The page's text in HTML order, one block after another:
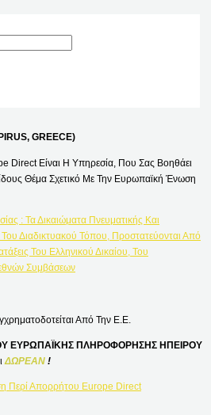
GREECE)
Direct Είναι Η Υπηρεσία, Που Σας Βοηθάει
Θέμα Σχετικό Με Την Ευρωπαϊκή Ένωση
: Τα Δικαιώματα Πνευματικής Και
Του Διαδικτυακού Τόπου, Προστατεύονται Από
Του Ελληνικού Δικαίου, Του
Συμβάσεων
Από Την Ε.Ε.
ΕΥΡΩΠΑΪΚΗΣ ΠΛΗΡΟΦΟΡΗΣΗΣ ΗΠΕΙΡΟΥ
ΔΩΡΕΑΝ !
Περί Απορρήτου Europe Direct